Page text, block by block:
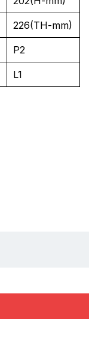
226(TH-mm)
P2
L1